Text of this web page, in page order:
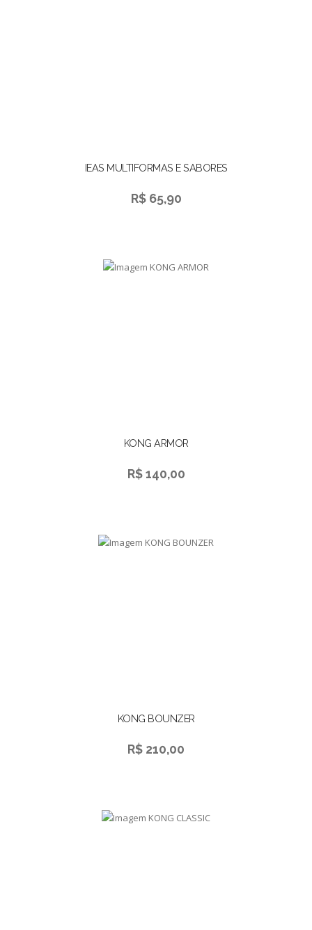
IEAS MULTIFORMAS E SABORES
R$ 65,90
KONG ARMOR
R$ 140,00
KONG BOUNZER
R$ 210,00